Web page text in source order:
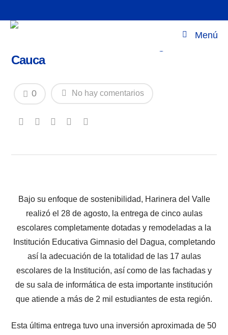
Menú
Harinera del Valle entrega aulas TIC en
Cauca
No hay comentarios
0
Bajo su enfoque de sostenibilidad, Harinera del Valle
realizó el 28 de agosto, la entrega de cinco aulas
escolares completamente dotadas y remodeladas a la
Institución Educativa Gimnasio del Dagua, completando
así la adecuación de la totalidad de las 17 aulas
escolares de la Institución, así como de las fachadas y
de su sala de informática de esta importante institución
que atiende a más de 2 mil estudiantes de esta región.
Esta última entrega tuvo una inversión aproximada de 50